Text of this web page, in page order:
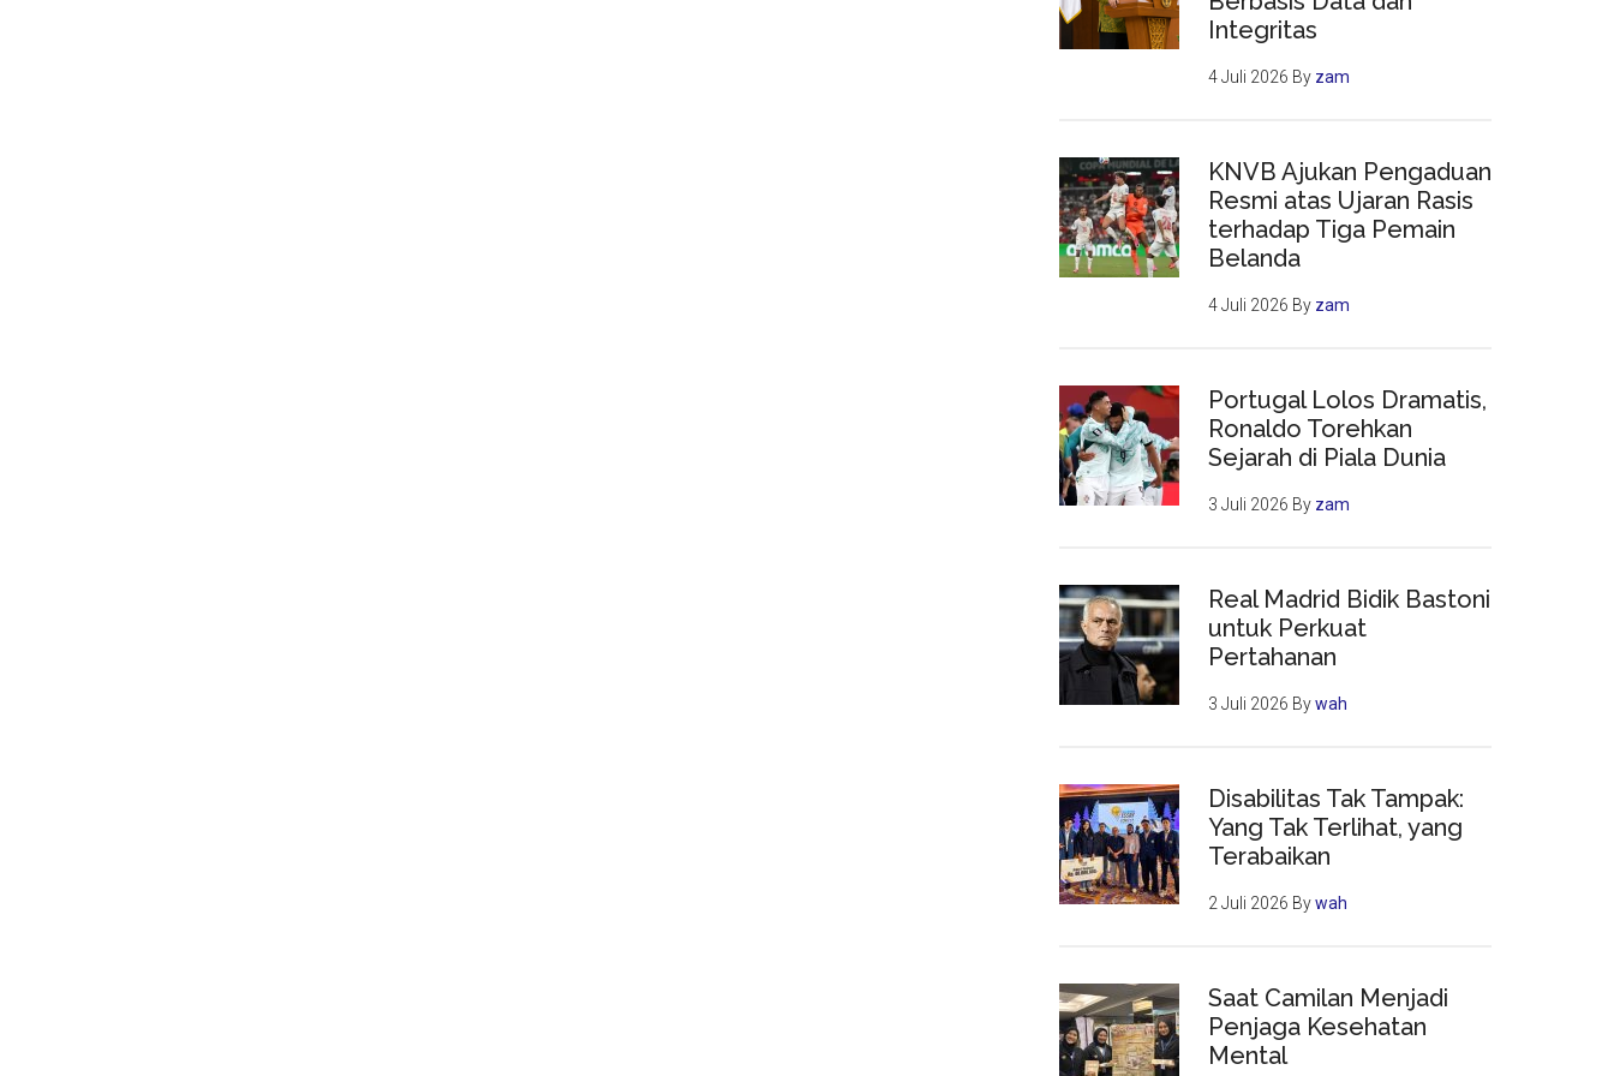
Integritas
4 Juli 2026 By zam
KNVB Ajukan Pengaduan
Resmi atas Ujaran Rasis
terhadap Tiga Pemain
Belanda
4 Juli 2026 By zam
Portugal Lolos Dramatis,
Ronaldo Torehkan
Sejarah di Piala Dunia
3 Juli 2026 By zam
Real Madrid Bidik Bastoni
untuk Perkuat
Pertahanan
3 Juli 2026 Bywah
Disabilitas Tak Tampak:
Yang Tak Terlihat, yang
Terabaikan
2 Juli 2026 Bywah
Saat Camilan Menjadi
Penjaga Kesehatan
Mental